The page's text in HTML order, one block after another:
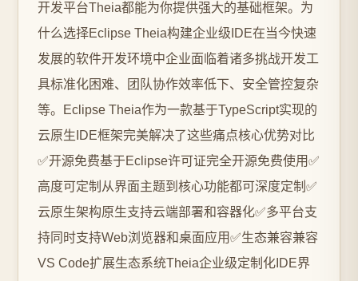
开发平台Theia都能为你提供强大的基础框架。为
什么选择Eclipse Theia构建企业级IDE在当今快速
发展的软件开发环境中企业面临着诸多挑战开发工
具标准化困难、团队协作效率低下、安全管控复杂
等。Eclipse Theia作为一款基于TypeScript实现的
云原生IDE框架完美解决了这些痛点核心优势对比
✅开源免费基于Eclipse许可证完全开源免费使用✅
高度可定制从界面主题到核心功能都可深度定制✅
云原生架构原生支持云端部署和容器化✅多平台支
持同时支持Web浏览器和桌面应用✅生态兼容兼容
VS Code扩展生态系统Theia企业级定制化IDE界